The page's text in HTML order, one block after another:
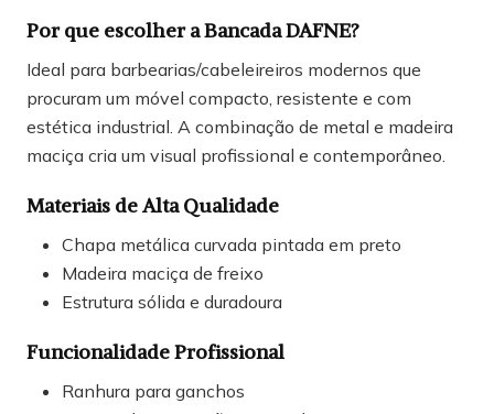
Por que escolher a Bancada DAFNE?
Ideal para barbearias/cabeleireiros modernos que
procuram um móvel compacto, resistente e com
estética industrial. A combinação de metal e madeira
maciça cria um visual profissional e contemporâneo.
Materiais de Alta Qualidade
Chapa metálica curvada pintada em preto
Madeira maciça de freixo
Estrutura sólida e duradoura
Funcionalidade Profissional
Ranhura para ganchos